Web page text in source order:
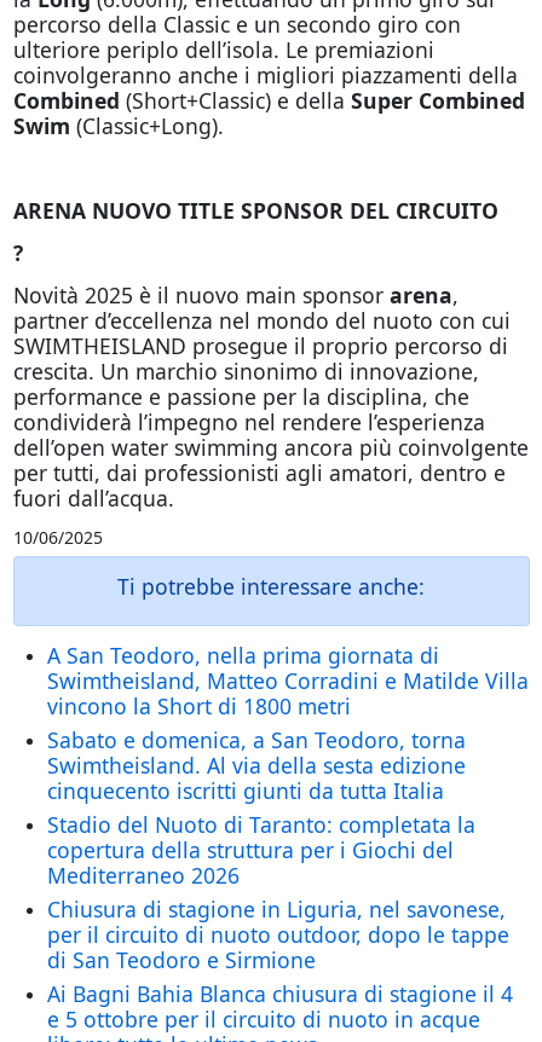
percorso della Classic e un secondo giro con
ulteriore periplo dell’isola. Le premiazioni
coinvolgeranno anche i migliori piazzamenti della
Combined (Short+Classic) e della Super Combined
Swim (Classic+Long).
ARENA NUOVO TITLE SPONSOR DEL CIRCUITO
?
Novità 2025 è il nuovo main sponsor arena,
partner d’eccellenza nel mondo del nuoto con cui
SWIMTHEISLAND prosegue il proprio percorso di
crescita. Un marchio sinonimo di innovazione,
performance e passione per la disciplina, che
condividerà l’impegno nel rendere l’esperienza
dell’open water swimming ancora più coinvolgente
per tutti, dai professionisti agli amatori, dentro e
fuori dall’acqua.
10/06/2025
Ti potrebbe interessare anche:
A San Teodoro, nella prima giornata di
Swimtheisland, Matteo Corradini e Matilde Villa
vincono la Short di 1800 metri
Sabato e domenica, a San Teodoro, torna
Swimtheisland. Al via della sesta edizione
cinquecento iscritti giunti da tutta Italia
Stadio del Nuoto di Taranto: completata la
copertura della struttura per i Giochi del
Mediterraneo 2026
Chiusura di stagione in Liguria, nel savonese,
per il circuito di nuoto outdoor, dopo le tappe
di San Teodoro e Sirmione
Ai Bagni Bahia Blanca chiusura di stagione il 4
e 5 ottobre per il circuito di nuoto in acque